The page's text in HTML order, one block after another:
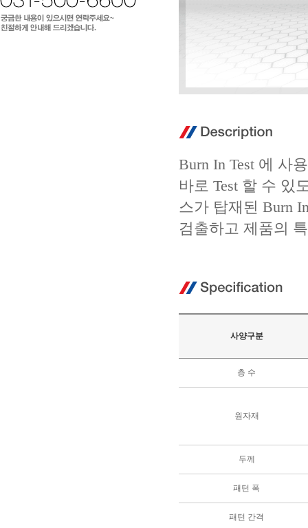
Burn In Test 에 사
바로 Test 할 수 있
스가 탑재된 Burn
검출하고 제품의
사양구분
층 수
원자재
두께
패턴 폭
패턴 간격